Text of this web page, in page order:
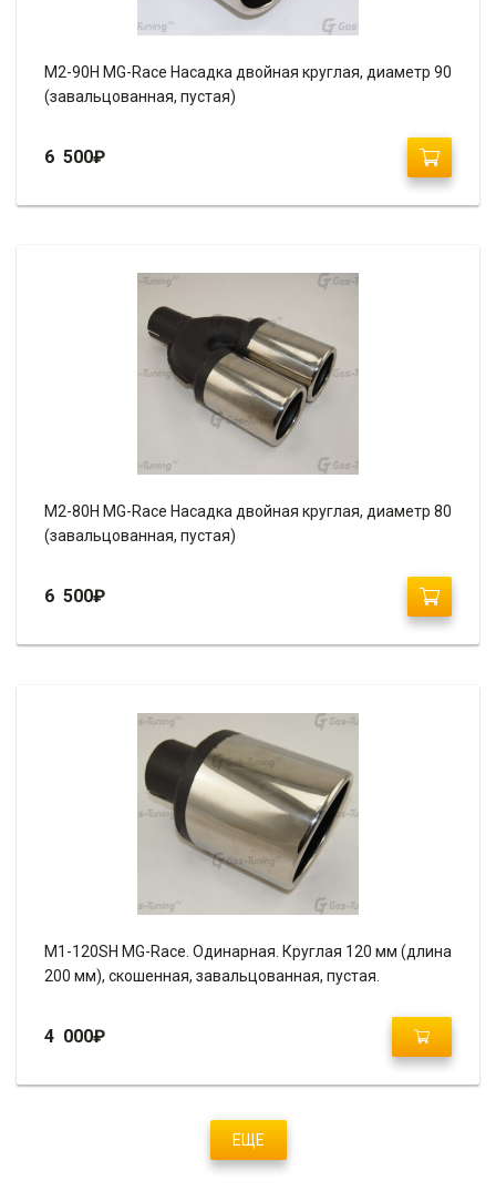
М2-90H MG-Race Насадка двойная круглая, диаметр 90
(завальцованная, пустая)
6 500₽
М2-80H MG-Race Насадка двойная круглая, диаметр 80
(завальцованная, пустая)
6 500₽
M1-120SH MG-Race. Одинарная. Круглая 120 мм (длина
200 мм), скошенная, завальцованная, пустая.
4 000₽
ЕЩЕ